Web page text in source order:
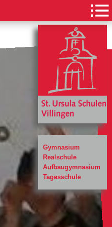
Gymnasium
Realschule
Aufbaugymnasium
Tagesschule